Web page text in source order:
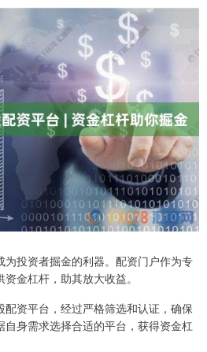
投资者掘金的利器。配资门户作为专
金杠杆，助其放大收益。
资平台，经过严格筛选和认证，确保
身需求选择合适的平台，获得资金杠